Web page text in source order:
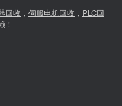
回收 ， 伺服电机回收 ， PLC回
！